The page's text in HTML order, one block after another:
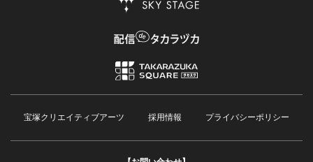
宝塚クリエイティブアーツ 採用情報 プライバシーポリシー